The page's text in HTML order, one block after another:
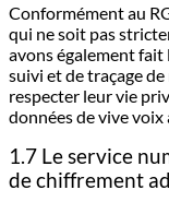
Conformément au
qui ne soit pas
avons également fait
suivi et de traçage
respecter leur vie
données de vive voix
1.7 Le service
de chiffrement